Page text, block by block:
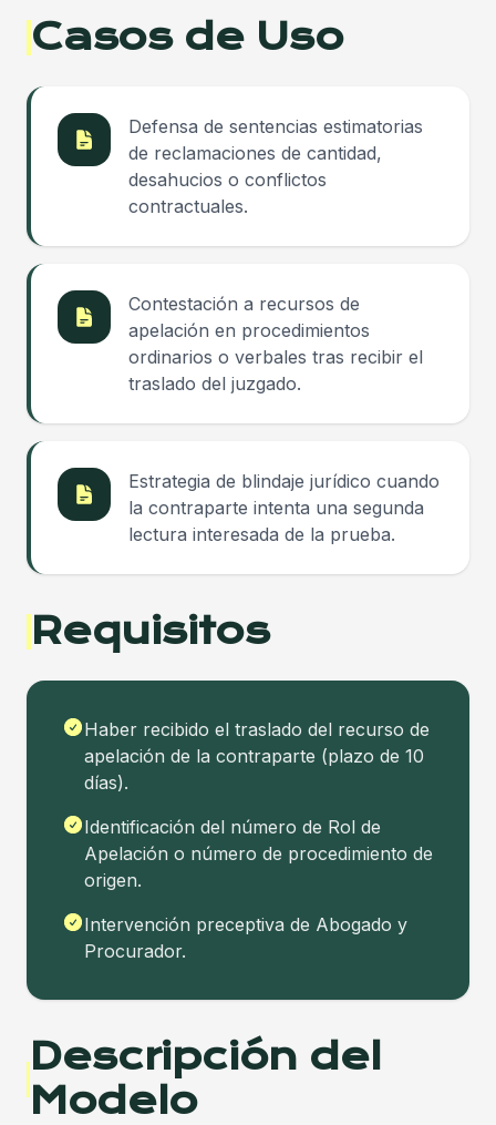
Casos de Uso
Defensa de sentencias estimatorias
de reclamaciones de cantidad,
desahucios o conflictos
contractuales.
Contestación a recursos de
apelación en procedimientos
ordinarios o verbales tras recibir el
traslado del juzgado.
Estrategia de blindaje jurídico cuando
la contraparte intenta una segunda
lectura interesada de la prueba.
Requisitos
Haber recibido el traslado del recurso de
apelación de la contraparte (plazo de 10
días).
Identificación del número de Rol de
Apelación o número de procedimiento de
origen.
Intervención preceptiva de Abogado y
Procurador.
Descripción del
Modelo